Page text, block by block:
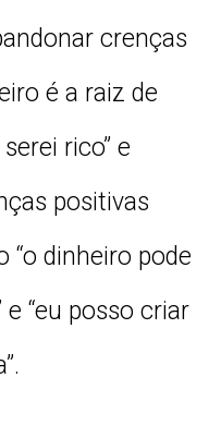
crenças
é a raiz de
rico” e
positivas
“o dinheiro pode
“eu posso criar